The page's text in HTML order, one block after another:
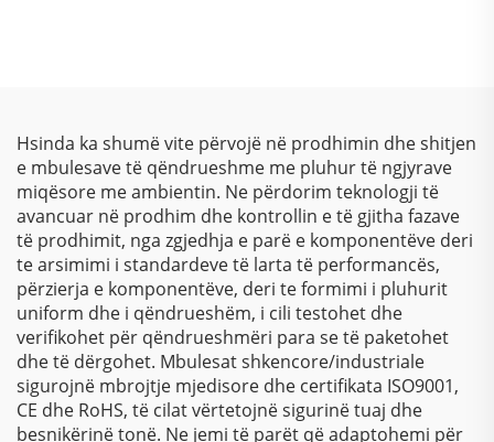
Industriale dhe
Arkitektonike
Hsinda ka shumë vite përvojë në prodhimin dhe shitjen
e mbulesave të qëndrueshme me pluhur të ngjyrave
miqësore me ambientin. Ne përdorim teknologji të
avancuar në prodhim dhe kontrollin e të gjitha fazave
të prodhimit, nga zgjedhja e parë e komponentëve deri
te arsimimi i standardeve të larta të performancës,
përzierja e komponentëve, deri te formimi i pluhurit
uniform dhe i qëndrueshëm, i cili testohet dhe
verifikohet për qëndrueshmëri para se të paketohet
dhe të dërgohet. Mbulesat shkencore/industriale
sigurojnë mbrojtje mjedisore dhe certifikata ISO9001,
CE dhe RoHS, të cilat vërtetojnë sigurinë tuaj dhe
besnikërinë tonë. Ne jemi të parët që adaptohemi për